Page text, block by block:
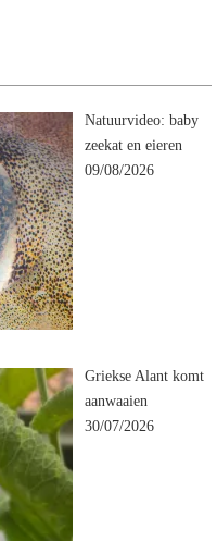
Natuurvideo: baby
zeekat en eieren
09/08/2026
Griekse Alant komt
aanwaaien
30/07/2026